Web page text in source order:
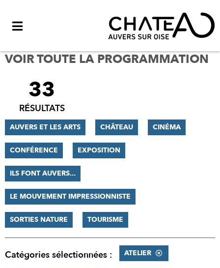
VOIR TOUTE LA PROGRAMMATION
FILTRER
RÉSULTATS
33
RÉSULTATS
AUVERS ET LES ARTS CHÂTEAU CINÉMA
CONFÉRENCE EXPOSITION
ILS FONT AUVERS...
LE MOUVEMENT IMPRESSIONNISTE
SORTIES NATURE TOURISME
Catégories sélectionnées : ATELIER